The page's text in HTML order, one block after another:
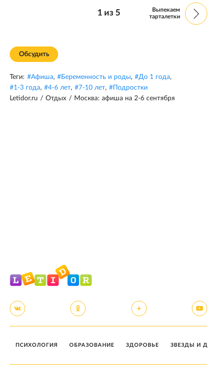
1из 5
Выпекаем
тарталетки
Обсудить
Теги: #Афиша, #Беременность и роды, #До 1 года,
#1-3 года, #4-6 лет, #7-10 лет, # Подростки
Letidor.ru / Отдых / Москва: афиша на 2-6 сентября
ПСИХОЛОГИЯ ОБРАЗОВАНИЕ ЗДОРОВЬЕ ЗВЕЗДЫ И